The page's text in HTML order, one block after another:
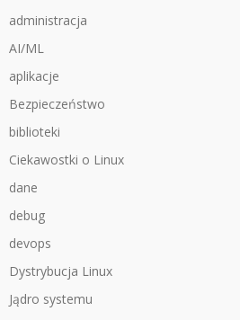
administracja
AI/ML
aplikacje
Bezpieczeństwo
biblioteki
Ciekawostki o Linux
dane
debug
devops
Dystrybucja Linux
Jądro systemu